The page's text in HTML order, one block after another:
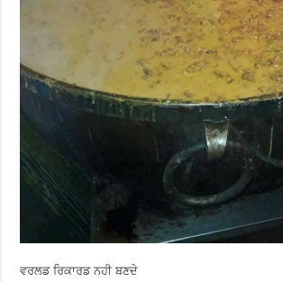
ਵਰਲਡ ਰਿਕਾਰਡ ਨਹੀ ਬਣਦੇ